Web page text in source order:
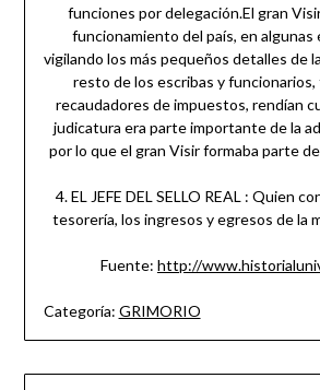
funciones por delegación.El gran
funcionamiento del país, en algunas
vigilando los más pequeños detalles de
resto de los escribas y funcionarios,
recaudadores de impuestos, rendían
judicatura era parte importante de la
por lo que el gran Visir formaba parte
4. EL JEFE DEL SELLO REAL : Quien
tesorería, los ingresos y egresos de la
Fuente: http://
Categoría: GRIMORIO